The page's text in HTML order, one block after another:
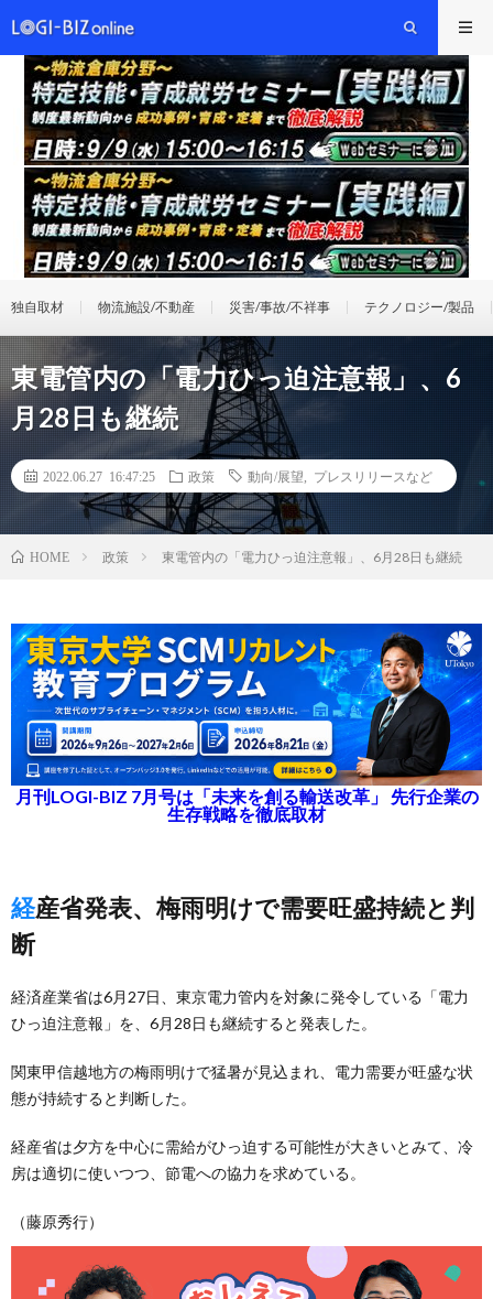
独自取材 物流施設/不動産 災害/事故/不祥事 テクノロジー/製品
東電管内の「電力ひっ迫注意報」、6
月28日も継続
2022.06.27 16:47:25 政策 動向/展望 プレスリリースなど
HOME 政策 東電管内の「電力ひっ迫注意報」、6月28日も継続
月刊LOGI-BIZ 7月号は「未来を創る輸送改革」 先行企業の
生存戦略を徹底取材
経産省発表、梅雨明けで需要旺盛持続と判
断
経済産業省は6月27日、東京電力管内を対象に発令している「電力
ひっ迫注意報」を、6月28日も継続すると発表した。
関東甲信越地方の梅雨明けで猛暑が見込まれ、電力需要が旺盛な状
態が持続すると判断した。
経産省は夕方を中心に需給がひっ迫する可能性が大きいとみて、冷
房は適切に使いつつ、節電への協力を求めている。
（藤原秀行）